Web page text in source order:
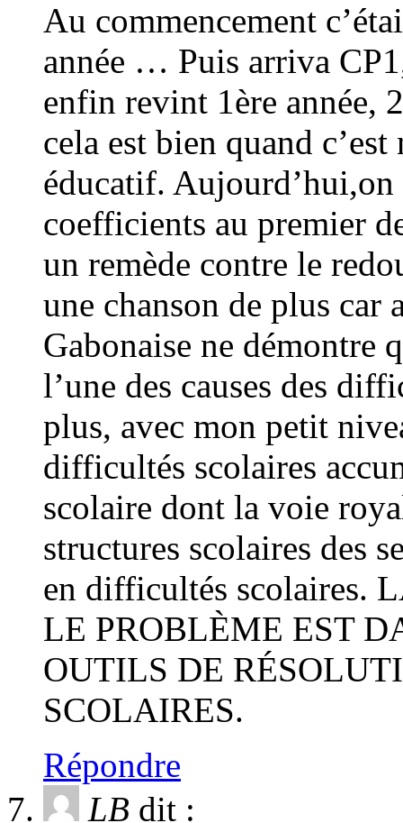
Au commencement
année … Puis arriva
enfin revint 1ère année,
cela est bien quand
éducatif. Aujourd’hui,on
coefficients au premier
un remède contre le
une chanson de plus car
Gabonaise ne démontre
l’une des causes des
plus, avec mon petit
difficultés scolaires
scolaire dont la voie
structures scolaires des
en difficultés scolaires.
LE PROBLÈME EST
OUTILS DE
SCOLAIRES.
Répondre
LB dit :